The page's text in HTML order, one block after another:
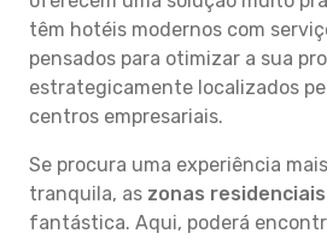
têm hotéis modernos com
pensados para otimizar a sua
estrategicamente localizados
centros empresariais.
Se procura uma experiência
tranquila, as zonas residenciais
fantástica. Aqui, poderá